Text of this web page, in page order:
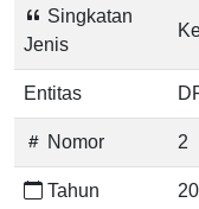
Singkatan
Jenis
Entitas
Nomor 2
Tahun